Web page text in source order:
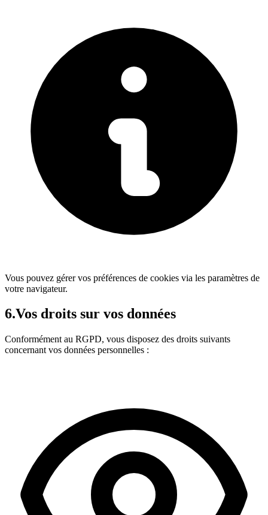
Vous pouvez gérer vos préférences de cookies via les paramètres de
votre navigateur.
6.Vos droits sur vos données
Conformément au RGPD, vous disposez des droits suivants
concernant vos données personnelles :